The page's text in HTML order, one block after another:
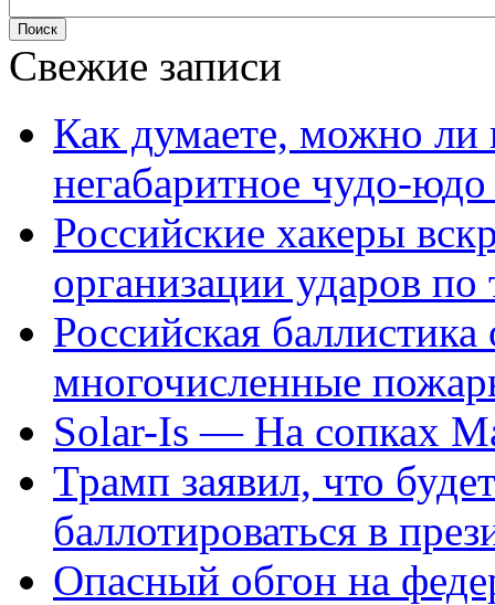
Свежие записи
Как думаете, можно ли
негабаритное чудо-
Российские хакеры
организации ударов
Российская
многочисленные
Solar-Is — На сопках
Трамп заявил, что
баллотироваться в
Опасный обгон на